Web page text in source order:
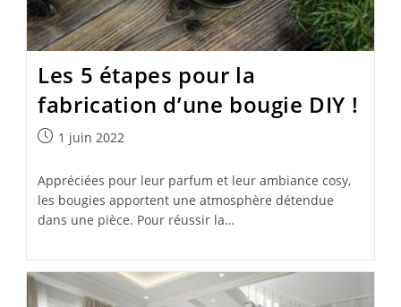
Les 5 étapes pour la
fabrication d’une bougie DIY !
Publication
1 juin 2022
Appréciées pour leur parfum et leur ambiance cosy,
les bougies apportent une atmosphère détendue
dans une pièce. Pour réussir la…